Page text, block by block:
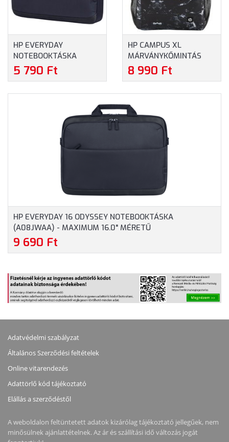
HP EVERYDAY
NOTEBOOKTÁSKA
(A08KGAA) - MAXIMUM
14" MÉRETŰ
5 790 Ft
HP CAMPUS XL
MÁRVÁNYKŐMINTÁS
HÁTIZSÁK (7K0E2AA) -
MAXIMUM 16.1" MÉRETŰ
SZÍNBEN
8 990 Ft
HP EVERYDAY 16 ODYSSEY NOTEBOOKTÁSKA
(A08JWAA) - MAXIMUM 16.0" MÉRETŰ
NOTEBOOKOKHOZ - SZÜRKE SZÍNBEN
9 690 Ft
Adatvédelmi szabályzat
Általános Szerződési feltételek
Online vitarendezés
Adattörlő kód tájékoztató
Elállás a szerződéstől
A weboldalon feltüntetett adatok kizárólag tájékoztató jellegűek, nem
minősülnek ajánlattételnek. Az ár és szállítási idő változás jogát